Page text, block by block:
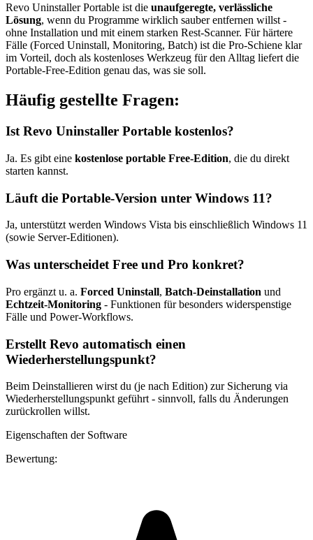
Revo Uninstaller Portable ist die unaufgeregte, verlässliche
Lösung, wenn du Programme wirklich sauber entfernen willst -
ohne Installation und mit einem starken Rest-Scanner. Für härtere
Fälle (Forced Uninstall, Monitoring, Batch) ist die Pro-Schiene klar
im Vorteil, doch als kostenloses Werkzeug für den Alltag liefert die
Portable-Free-Edition genau das, was sie soll.
Häufig gestellte Fragen:
Ist Revo Uninstaller Portable kostenlos?
Ja. Es gibt eine kostenlose portable Free-Edition, die du direkt
starten kannst.
Läuft die Portable-Version unter Windows 11?
Ja, unterstützt werden Windows Vista bis einschließlich Windows 11
(sowie Server-Editionen).
Was unterscheidet Free und Pro konkret?
Pro ergänzt u. a. Forced Uninstall, Batch-Deinstallation und
Echtzeit-Monitoring - Funktionen für besonders widerspenstige
Fälle und Power-Workflows.
Erstellt Revo automatisch einen
Wiederherstellungspunkt?
Beim Deinstallieren wirst du (je nach Edition) zur Sicherung via
Wiederherstellungspunkt geführt - sinnvoll, falls du Änderungen
zurückrollen willst.
Eigenschaften der Software
Bewertung: